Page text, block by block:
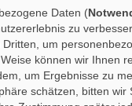
Daten (
zu
um
können wir Ihnen
um Ergebnisse zu
schätzen, bitten wir